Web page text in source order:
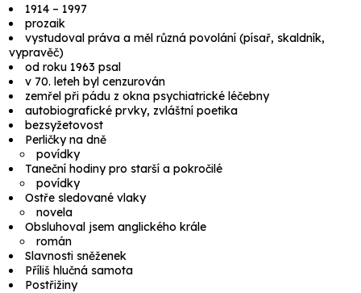
1914 – 1997
prozaik
vystudoval práva a měl různá povolání (písař, skaldník,
vypravěč)
od roku 1963 psal
v 70. leteh byl cenzurován
zemřel při pádu z okna psychiatrické léčebny
autobiografické prvky, zvláštní poetika
bezsyžetovost
Perličky na dně
povídky
Taneční hodiny pro starší a pokročilé
povídky
Ostře sledované vlaky
novela
Obsluhoval jsem anglického krále
román
Slavnosti sněženek
Příliš hlučná samota
Postřižiny